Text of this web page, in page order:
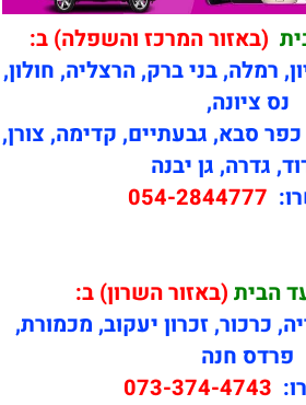
(באזור המרכז והשפלה) ב:
רמלה, בני ברק, הרצליה, חולון,
נס ציונה,
סבא, גבעתיים, קדימה, צורן,
גדרה, גן יבנה
054-2844777
הבית (באזור השרון) ב:
כרכור, זכרון יעקוב, מכמורת,
פרדס חנה
073-374-4743